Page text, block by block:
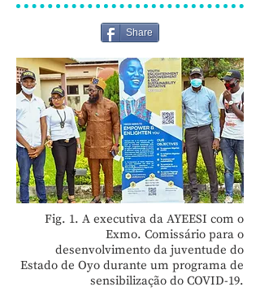
Share
Fig. 1. A executiva da AYEESI com o
Exmo. Comissário para o
desenvolvimento da juventude do
Estado de Oyo durante um programa de
sensibilização do COVID-19.